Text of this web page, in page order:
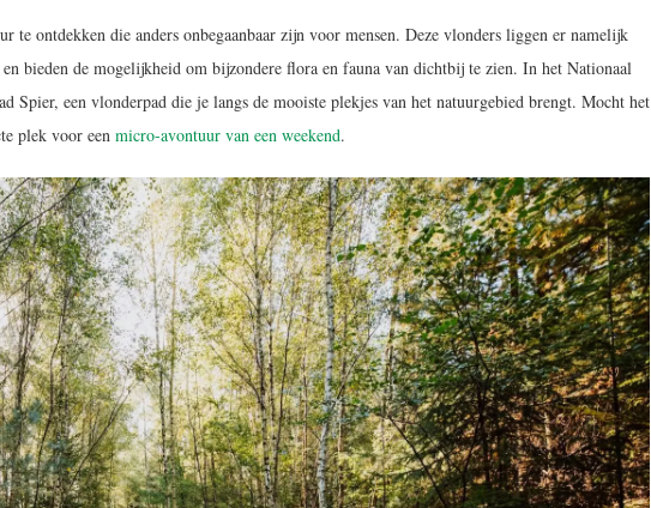
te ontdekken die anders onbegaanbaar zijn voor mensen. Deze vlonders liggen er namelijk
bieden de mogelijkheid om bijzondere flora en fauna van dichtbij te zien. In het Nationaal
Spier, een vlonderpad die je langs de mooiste plekjes van het natuurgebied brengt. Mocht het
plek voor een micro-avontuur van een weekend.